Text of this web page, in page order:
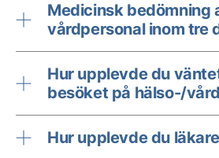
Medicinsk bedömning
vårdpersonal inom tre
Hur upplevde du
besöket på hälso-/
Hur upplevde du